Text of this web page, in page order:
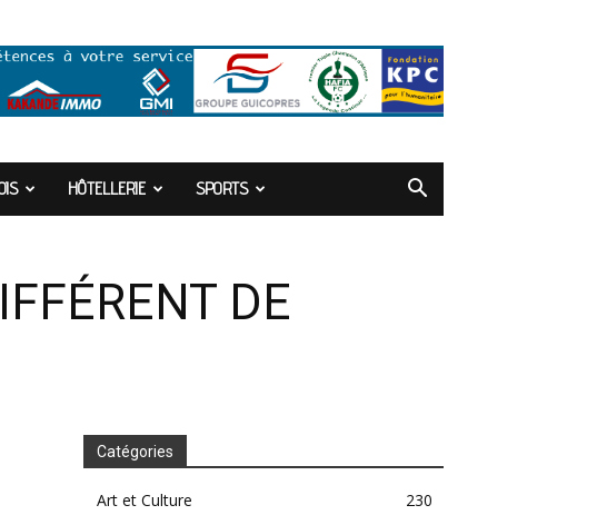
HÔTELLERIE SPORTS
DE
Catégories
Art et Culture
230